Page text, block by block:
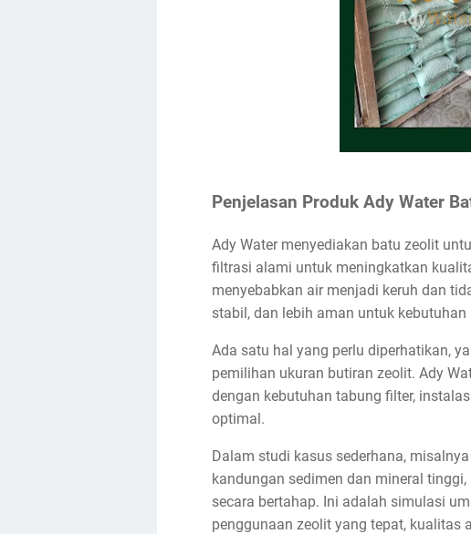
Penjelasan Produk Ady Water
Ady Water menyediakan batu zeolit
filtrasi alami untuk meningkatkan
menyebabkan air menjadi keruh dan
stabil, dan lebih aman untuk
Ada satu hal yang perlu diperhatikan,
pemilihan ukuran butiran zeolit. Ady
dengan kebutuhan tabung filter,
optimal.
Dalam studi kasus sederhana,
kandungan sedimen dan mineral
secara bertahap. Ini adalah simulasi
penggunaan zeolit yang tepat, kualitas